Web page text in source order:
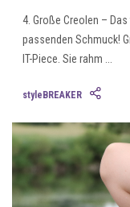
4. Große Creolen –
passenden Schmuck!
IT-Piece. Sie rahm ...
styleBREAKER